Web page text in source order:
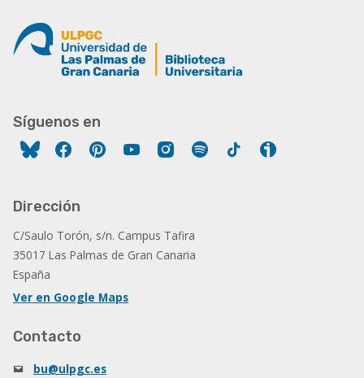
Síguenos en
FacebookPinterestYouTubeInstagram
Spotify Tiktok
Dirección
C/Saulo Torón, s/n. Campus Tafira
35017 Las Palmas de Gran Canaria
España
Ver en Google Maps
Contacto
bu@ulpgc.es